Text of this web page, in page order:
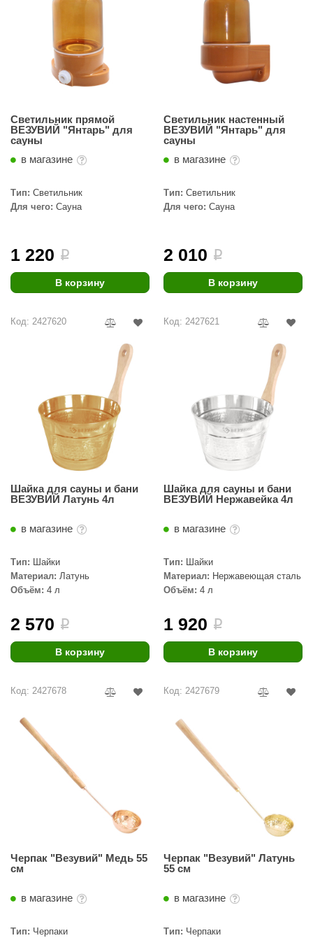
камень
камень
Design
KERN
Светильник прямой
ВЕЗУВИЙ "Янтарь" для
сауны
в магазине
Тип: Светильник
Для чего: Сауна
1 220 i
В корзину
Светильник настенный
ВЕЗУВИЙ "Янтарь" для
сауны
в магазине
Тип: Светильник
Для чего: Сауна
2 010 i
В корзину
Код: 2427620
Шайка для сауны и бани
ВЕЗУВИЙ Латунь 4л
в магазине
Тип: Шайки
Материал: Латунь
Объём: 4 л
2 570 i
В корзину
Код: 2427621
Шайка для сауны и бани
ВЕЗУВИЙ Нержавейка 4л
в магазине
Тип: Шайки
Материал: Нержавеющая сталь
Объём: 4 л
1 920 i
В корзину
Код: 2427678
Черпак "Везувий" Медь 55
см
в магазине
Тип: Черпаки
Код: 2427679
Черпак "Везувий" Латунь
55 см
в магазине
Тип: Черпаки